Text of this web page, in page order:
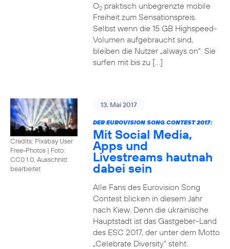
O2praktisch unbegrenzte mobile
Freiheit zum Sensationspreis.
Selbst wenn die 15 GB Highspeed-
Volumen aufgebraucht sind,
bleiben die Nutzer „always on“. Sie
surfen mit bis zu […]
Credits: Pixabay User
Free-Photos | Foto:
CC0 1.0, Ausschnitt
bearbeitet
13. Mai 2017
DER EUROVISION SONG CONTEST 2017:
Mit Social Media,
Apps und
Livestreams hautnah
dabei sein
Alle Fans des Eurovision Song
Contest blicken in diesem Jahr
nach Kiew. Denn die ukrainische
Hauptstadt ist das Gastgeber-Land
des ESC 2017, der unter dem Motto
„Celebrate Diversity“ steht.